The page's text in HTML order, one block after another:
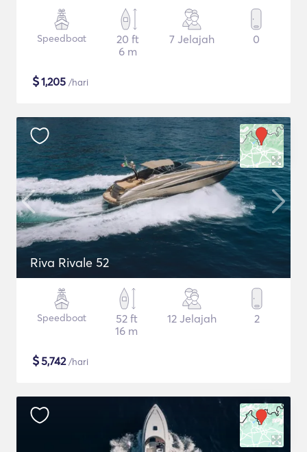
Speedboat
20 ft
6 m
7 Jelajah 0
$1,205 /hari
Riva Rivale 52
Speedboat
52 ft
16 m
12 Jelajah 2
$5,742/hari